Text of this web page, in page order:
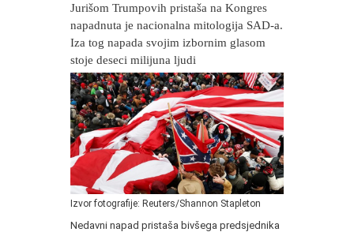
Jurišom Trumpovih pristaša na Kongres
napadnuta je nacionalna mitologija SAD-a.
Iza tog napada svojim izbornim glasom
stoje deseci milijuna ljudi
Izvor fotografije: Reuters/Shannon Stapleton
Nedavni napad pristaša bivšega predsjednika